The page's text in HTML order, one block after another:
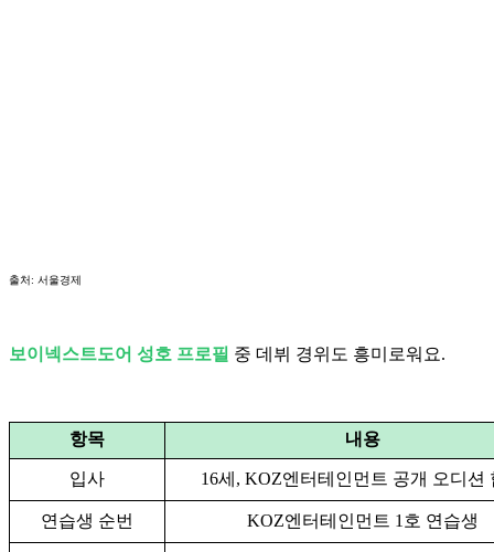
출처: 서울경제
보이넥스트도어 성호 프로필 중 데뷔 경위도 흥미로워요.
항목 내용
입사 16세, KOZ엔터테인먼트 공개 오디션
연습생 순번 KOZ엔터테인먼트 1호 연습생